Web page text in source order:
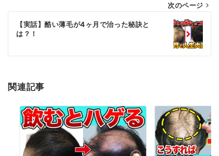
ビ
ー
シ
ン
次のページ
【実話】酷い薄毛が4ヶ月で治った秘訣と
は？！
関連記事